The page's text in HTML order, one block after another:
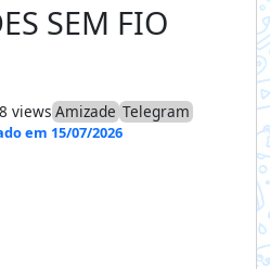
SEM FIO
views Amizade Telegram
em 15/07/2026